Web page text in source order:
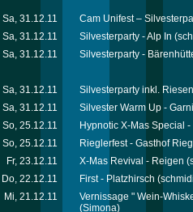
Sa, 31.12.11 Cam Unifest –
Sa, 31.12.11
Silvesterparty - Alp In
Sa, 31.12.11
Silvesterparty -
Sa, 31.12.11 Silvesterparty inkl.
Sa, 31.12.11
Silvester Warm Up -
So, 25.12.11
Hypnotic X-Mas Special
So, 25.12.11
Rieglerfest - Gasthof
Fr, 23.12.11
X-Mas Revival - Reigen
Do, 22.12.11
First - Platzhirsch
Mi, 21.12.11
Vernissage " Wein-
(Simona)